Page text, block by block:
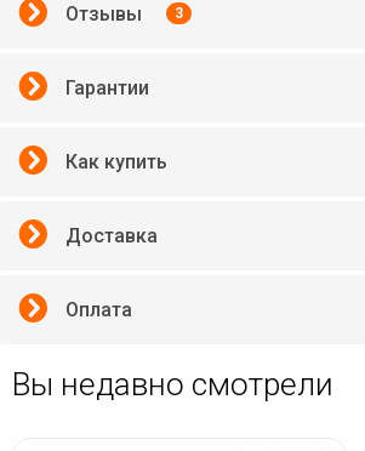
Отзывы 3
Гарантии
Как купить
Доставка
Оплата
Вы недавно смотрели